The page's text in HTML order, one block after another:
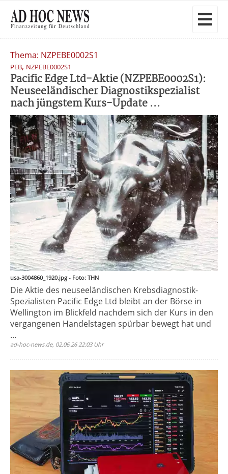
Thema: NZPEBE0002S1
PEB, NZPEBE0002S1
Pacific Edge Ltd-Aktie (NZPEBE0002S1):
Neuseeländischer Diagnostikspezialist
nach jüngstem Kurs-Update ...
usa-3004860_1920.jpg - Foto: THN
Die Aktie des neuseeländischen Krebsdiagnostik-
Spezialisten Pacific Edge Ltd bleibt an der Börse in
Wellington im Blickfeld nachdem sich der Kurs in den
vergangenen Handelstagen spürbar bewegt hat und
...
ad-hoc-news.de, 02.06.26 22:03 Uhr